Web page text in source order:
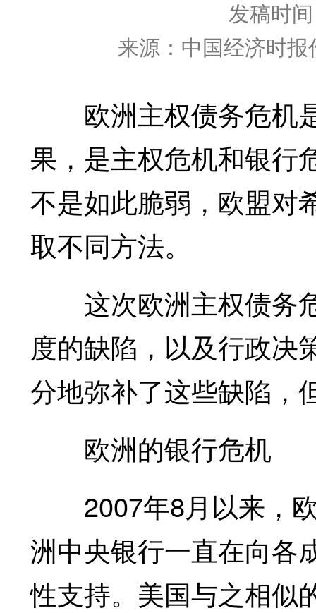
发稿时
来源：中国经济时
欧洲主权债务危机
果，是主权危机和银行
不是如此脆弱，欧盟对
取不同方法。
这次欧洲主权债务
度的缺陷，以及行政决
分地弥补了这些缺陷，
欧洲的银行危机
2007年8月以来，欧
洲中央银行一直在向各
性支持。美国与之相似